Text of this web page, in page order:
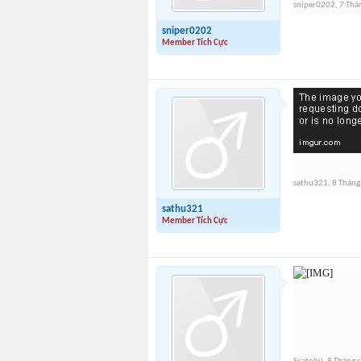
sniper0202
Member Tích Cực
sniper0202, 7
sathu321
Member Tích Cực
sathu321, 8